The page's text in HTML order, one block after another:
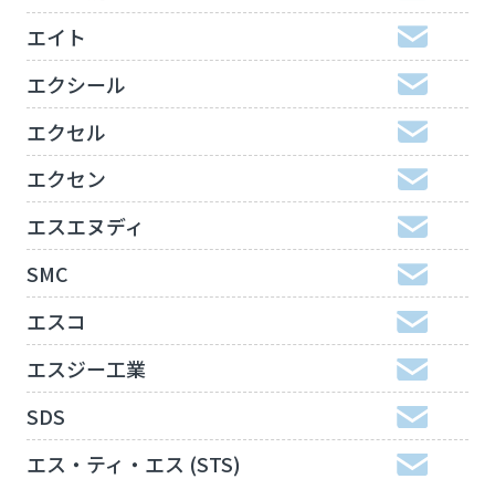
エイト
エクシール
エクセル
エクセン
エスエヌディ
SMC
エスコ
エスジー工業
SDS
エス・ティ・エス (STS)